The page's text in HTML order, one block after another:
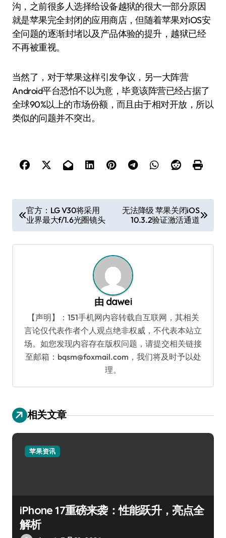
沟，之前很多人选择给设备越狱的很大一部分原因
就是苹果完全封闭的应用商店，但随着苹果对iOS安
全问题的逐渐封堵以及产品体验的提升，越狱已经
不再被重视。
当然了，对于苹果这样引发争议，另一大阵营
Android平台恐怕不以为意，毕竟该阵营已经占据了
全球90%以上的市场份额，而且由于相对开放，所以
类似的问题并不突出。
章
导
官方：LG V30将采用
业界最大f/1.6光圈镜头
无法降级 苹果关闭iOS
10.3.2验证激活通道
由 dawei
【声明】：151手机网内容转载自互联网，其相关
言论仅代表作者个人观点绝非权威，不代表本站立
场。如您发现内容存在版权问题，请提交相关链接
至邮箱：bqsm@foxmail.com，我们将及时予以处
理。
相关文章
苹果资讯
iPhone 17重磅来袭：性能跃升，亮点全
解析